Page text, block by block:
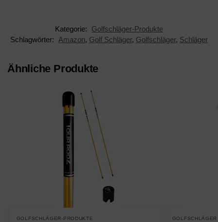
Kategorie:
Golfschläger-Produkte
Schlagwörter: Amazon, Golf Schläger, Golfschläger, Schläger
Ähnliche Produkte
GOLFSCHLÄGER-PRODUKTE